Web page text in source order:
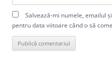
Salvează-mi numele, emailul
pentru data viitoare când o să